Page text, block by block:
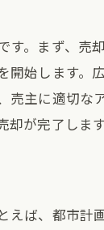
ポート
。まず、売
始します。
主に適切な
が完了します
ば、都市計